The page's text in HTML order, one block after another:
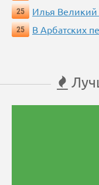
25
Илья Великий
25
В Арбатских